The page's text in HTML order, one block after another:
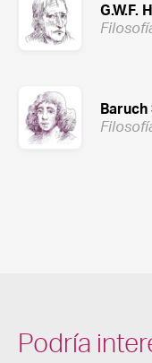
G.W.F.
Baruch
Podría